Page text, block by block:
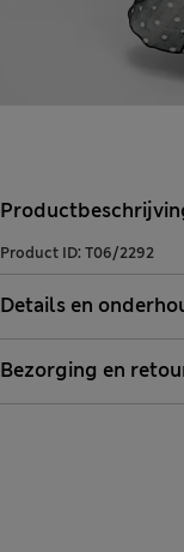
Product ID: T06/2292
Details en
Bezorging en